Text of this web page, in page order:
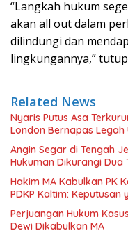
“Langkah hukum
akan all out dalam
dilindungi dan
lingkungannya,” tutup
Related News
Nyaris Putus Asa
London Bernapas Legah
Angin Segar di Tengah
Hukuman Dikurangi Dua
Hakim MA Kabulkan PK
PDKP Kaltim:
Perjuangan Hukum
Dewi Dikabulkan MA